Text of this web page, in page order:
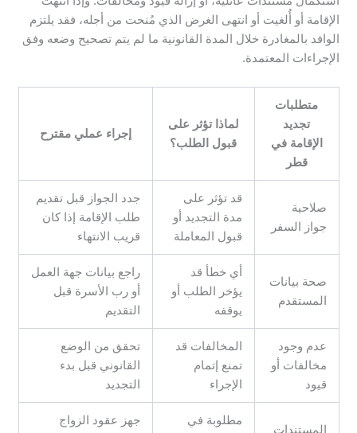
الإقامة أو أُلغيت أو انتهى الغرض الذي مُنحت من أجله، فقد يلتزم
الوافد بالمغادرة خلال المدة القانونية ما لم يتم تصحيح وضعه وفق
الإجراءات المعتمدة.
متطلبات
تجديد
الإقامة في
قطر
لماذا تؤثر على
قبول الطلب؟
إجراء عملي مقترح
صلاحية
جواز السفر
قد تؤثر على
مدة التجديد أو
قبول المعاملة
جدد الجواز قبل تقديم
طلب الإقامة إذا كان
قريب الانتهاء
صحة بيانات
المستقدم
أي خطأ قد
يؤخر الطلب أو
يوقفه
راجع بيانات جهة العمل
أو رب الأسرة قبل
التقديم
عدم وجود
مخالفات أو
قيود
المخالفات قد
تمنع إتمام
الإجراء
تحقق من الوضع
القانوني قبل بدء
التجديد
المستندات
مطلوبة في
جهز عقود الزواج